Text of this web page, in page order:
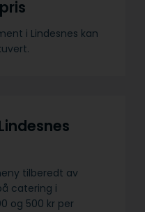
i Lindesnes kan
tilberedt av
catering i
og 500 kr per